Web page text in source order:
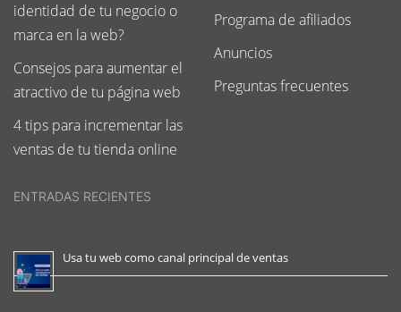
identidad de tu negocio o
marca en la web?
Consejos para aumentar el
atractivo de tu página web
4 tips para incrementar las
ventas de tu tienda online
Programa de afiliados
Anuncios
Preguntas frecuentes
ENTRADAS RECIENTES
Usa tu web como canal principal de ventas